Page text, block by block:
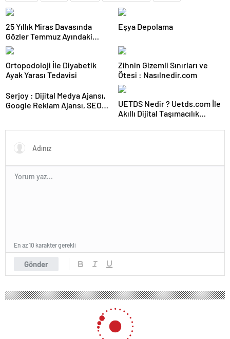
25 Yıllık Miras Davasında
Gözler Temmuz Ayındaki
Karar Duruşmasına Çevrildi
Eşya Depolama
Ortopodoloji İle Diyabetik
Ayak Yarası Tedavisi
Zihnin Gizemli Sınırları ve
Ötesi : Nasılnedir.com
Serjoy : Dijital Medya Ajansı,
Google Reklam Ajansı, SEO
UETDS Nedir ? Uetds.com İle
Akıllı Dijital Taşımacılık
Gönder
En az 10 karakter gerekli